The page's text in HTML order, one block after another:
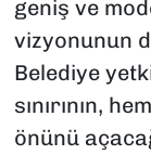
geniş ve
vizyonunun
Belediye
sınırının,
önünü